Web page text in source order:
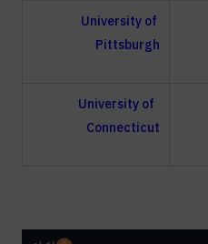
University of
Pittsburgh
University of
Connecticut